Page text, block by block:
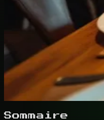
Sommaire